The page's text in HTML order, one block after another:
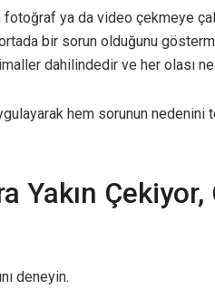
ya da video çekmeye
bir sorun olduğunu
dahilindedir ve her olası
hem sorunun
Yakın Çekiyor,
deneyin.